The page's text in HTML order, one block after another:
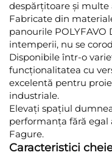
despărțitoare și multe
Fabricate din
panourile
intemperii, nu se
Disponibile într-o
funcționalitatea cu
excelentă pentru
industriale.
Elevați spațiul
performanța fără egal
Fagure.
Caracteristici